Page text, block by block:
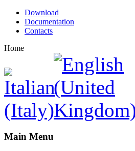
Download
Documentation
Contacts
Home
Main Menu